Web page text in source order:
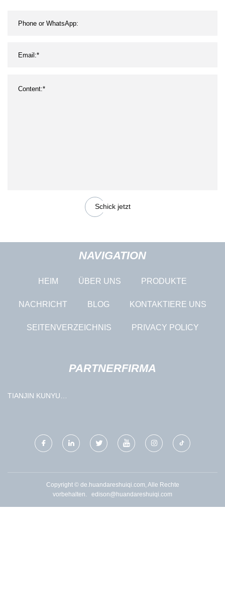
Schick jetzt
NAVIGATION
HEIM ÜBER UNS PRODUKTE
NACHRICHT BLOG KONTAKTIERE UNS
SEITENVERZEICHNIS PRIVACY POLICY
PARTNERFIRMA
TIANJIN KUNYU
Copyright © de.huandareshuiqi.com, Alle Rechte
vorbehalten. edison@huandareshuiqi.com